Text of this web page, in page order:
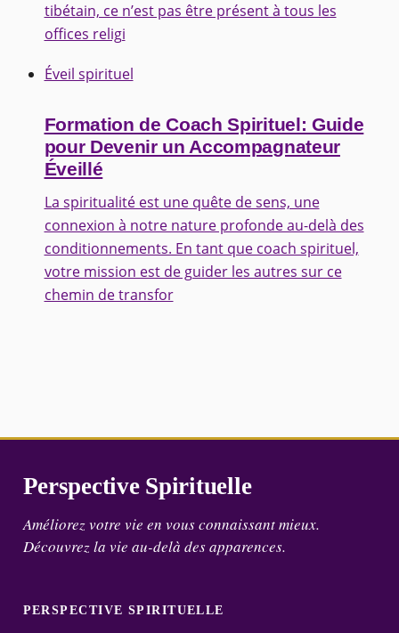
tibétain, ce n’est pas être présent à tous les
offices religi
Éveil spirituel
Formation de Coach Spirituel: Guide
pour Devenir un Accompagnateur
Éveillé
La spiritualité est une quête de sens, une
connexion à notre nature profonde au-delà des
conditionnements. En tant que coach spirituel,
votre mission est de guider les autres sur ce
chemin de transfor
Perspective Spirituelle
Améliorez votre vie en vous connaissant mieux.
Découvrez la vie au-delà des apparences.
PERSPECTIVE SPIRITUELLE